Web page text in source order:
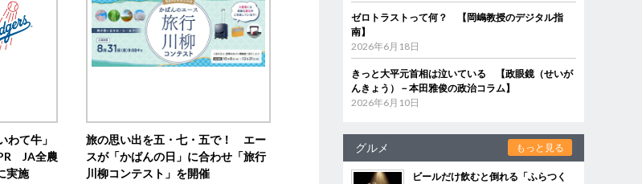
わて牛」
JA全農
実施
旅の思い出を五・七・五で！ エー
スが「かばんの日」に合わせ「旅行
川柳コンテスト」を開催
ゼロトラストって何？ 【岡嶋教授のデジタル指
南】
2026年6月18日
きっと大平元首相は泣いている 【政眼鏡（せいが
んきょう）－本田雅俊の政治コラム】
2026年6月10日
グルメ もっと見る
ビールだけ飲むと倒れる「ふらつく